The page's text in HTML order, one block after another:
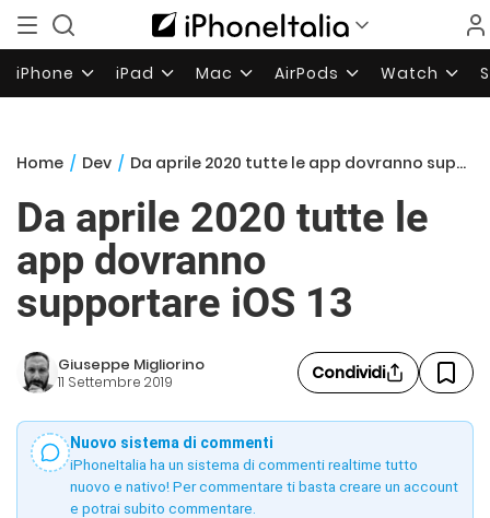
iPhone iPad Mac AirPods Watch
Home / Dev / Da aprile 2020 tutte le app dovranno supportare iOS 13
Da aprile 2020 tutte le
app dovranno
supportare iOS 13
Giuseppe Migliorino
11 Settembre 2019 Condividi
Nuovo sistema di commenti
iPhoneItalia ha un sistema di commenti realtime tutto
nuovo e nativo! Per commentare ti basta creare un account
e potrai subito commentare.